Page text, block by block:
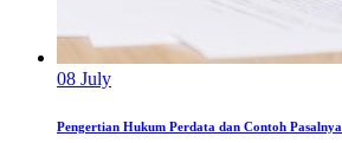
08 July
Pengertian Hukum Perdata dan Contoh Pasalnya